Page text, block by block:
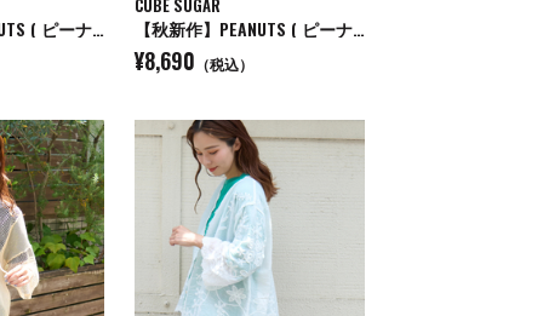
【秋新作】PEANUTS ( ピーナッツ ) 32/-スラブ天竺 ライン入り 7分袖 プルオーバー Tシャツ
CUBE SUGAR
【秋新作】PEANUTS ( ピーナッツ ) キャンバス ビッグ トートバッグ
¥8,690 （税込）